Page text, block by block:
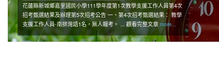
學111學年度第1次教學支援工作人員第4次
次招考公告 一、第4次招考甄選結果： 教學
1名，無人報考。 ... 觀看完整文章more...